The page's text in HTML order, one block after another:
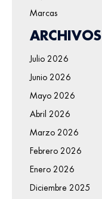
Marcas
ARCHIVOS
Julio 2026
Junio 2026
Mayo 2026
Abril 2026
Marzo 2026
Febrero 2026
Enero 2026
Diciembre 2025